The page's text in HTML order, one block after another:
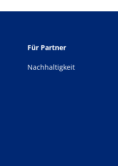
Für Partner
Nachhaltigkeit